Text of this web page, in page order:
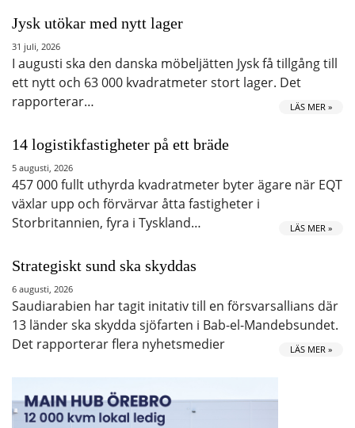
Jysk utökar med nytt lager
31 juli, 2026
I augusti ska den danska möbeljätten Jysk få tillgång till
ett nytt och 63 000 kvadratmeter stort lager. Det
rapporterar…
LÄS MER »
14 logistikfastigheter på ett bräde
5 augusti, 2026
457 000 fullt uthyrda kvadratmeter byter ägare när EQT
växlar upp och förvärvar åtta fastigheter i
Storbritannien, fyra i Tyskland…
LÄS MER »
Strategiskt sund ska skyddas
6 augusti, 2026
Saudiarabien har tagit initativ till en försvarsallians där
13 länder ska skydda sjöfarten i Bab-el-Mandebsundet.
Det rapporterar flera nyhetsmedier
LÄS MER »